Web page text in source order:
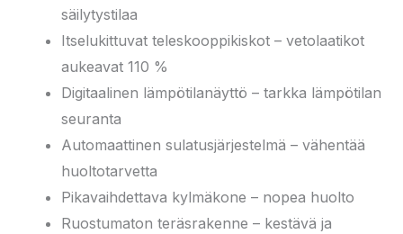
säilytystilaa
Itselukittuvat teleskooppikiskot – vetolaatikot
aukeavat 110 %
Digitaalinen lämpötilanäyttö – tarkka lämpötilan
seuranta
Automaattinen sulatusjärjestelmä – vähentää
huoltotarvetta
Pikavaihdettava kylmäkone – nopea huolto
Ruostumaton teräsrakenne – kestävä ja